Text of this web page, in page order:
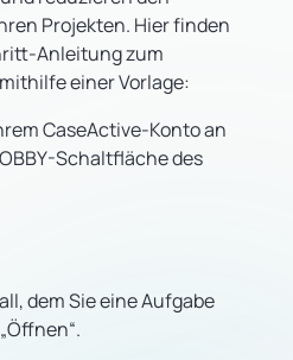
Projekten. Hier finden
Anleitung zum
einer Vorlage:
CaseActive-Konto an
Schaltfläche des
dem Sie eine Aufgabe